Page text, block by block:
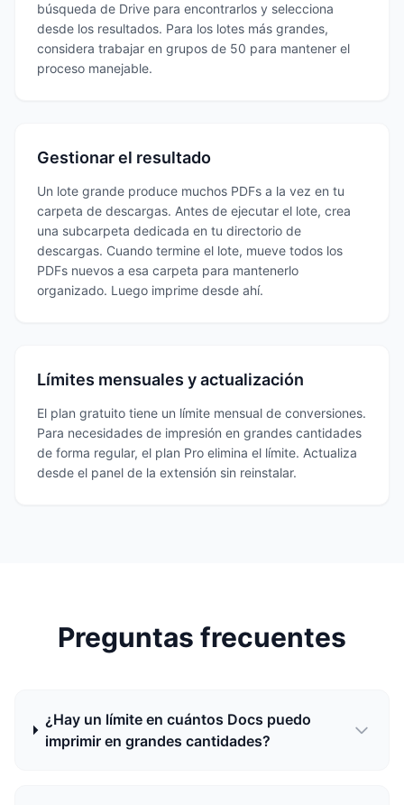
búsqueda de Drive para encontrarlos y selecciona
desde los resultados. Para los lotes más grandes,
considera trabajar en grupos de 50 para mantener el
proceso manejable.
Gestionar el resultado
Un lote grande produce muchos PDFs a la vez en tu
carpeta de descargas. Antes de ejecutar el lote, crea
una subcarpeta dedicada en tu directorio de
descargas. Cuando termine el lote, mueve todos los
PDFs nuevos a esa carpeta para mantenerlo
organizado. Luego imprime desde ahí.
Límites mensuales y actualización
El plan gratuito tiene un límite mensual de conversiones.
Para necesidades de impresión en grandes cantidades
de forma regular, el plan Pro elimina el límite. Actualiza
desde el panel de la extensión sin reinstalar.
Preguntas frecuentes
¿Hay un límite en cuántos Docs puedo
imprimir en grandes cantidades?